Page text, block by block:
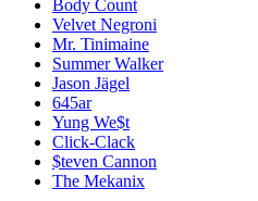
Body Count
Velvet Negroni
Mr. Tinimaine
Summer Walker
Jason Jägel
645ar
Yung We$t
Click-Clack
$teven Cannon
The Mekanix